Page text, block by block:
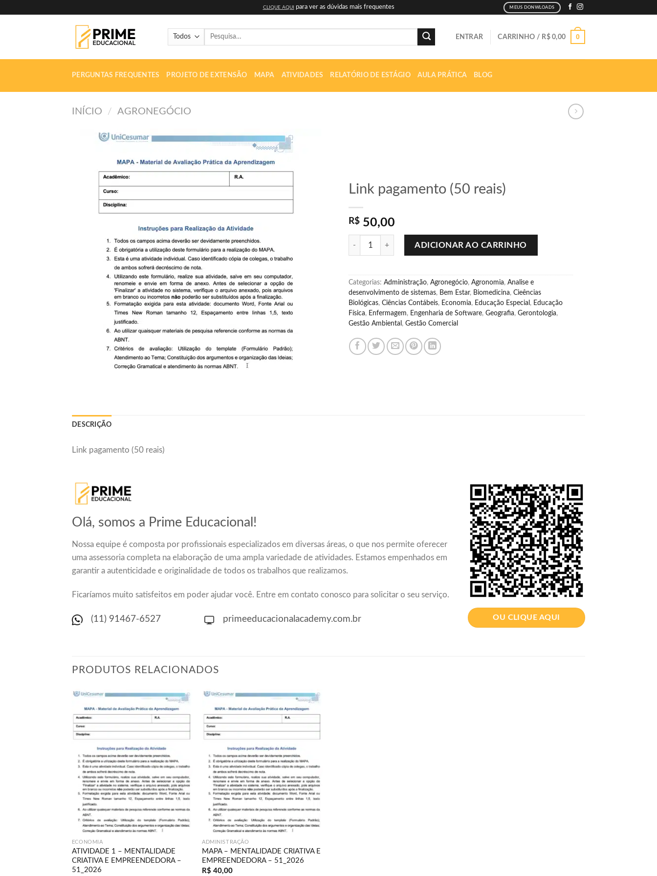
CLIQUE AQUI para ver as dúvidas mais frequentes MEUS DONWLOADS
Pesquisar
ENTRAR CARRINHO / R$0,00 0
PERGUNTAS FREQUENTES PROJETO DE EXTENSÃO MAPA ATIVIDADES RELATÓRIO DE ESTÁGIO AULA PRÁTICA BLOG
INÍCIO / AGRONEGÓCIO
desejos
Link pagamento (50 reais)
R$50,00
Link pagamento (50 reais) quantidade
ADICIONAR AO CARRINHO
Categorias: Administração, Agronegócio, Agronomia, Analise e
desenvolvimento de sistemas, Bem Estar, Biomedicina, Cieências
Biológicas, Ciências Contábeis, Economia, Educação Especial , Educação
Física, Enfermagem, Engenharia de Software, Geografia, Gerontologia,
Gestão Ambiental , Gestão Comercial
DESCRIÇÃO
Link pagamento (50 reais)
Olá, somos a Prime Educacional!
Nossa equipe é composta por profissionais especializados em diversas áreas, o que nos permite oferecer
uma assessoria completa na elaboração de uma ampla variedade de atividades. Estamos empenhados em
garantir a autenticidade e originalidade de todos os trabalhos que realizamos.
Ficaríamos muito satisfeitos em poder ajudar você. Entre em contato conosco para solicitar o seu serviço.
(11) 91467-6527 primeeducacionalacademy.com.br OU CLIQUE AQUI
PRODUTOS RELACIONADOS
à lista de
desejos
ECONOMIA
ATIVIDADE 1 – MENTALIDADE
CRIATIVA E EMPREENDEDORA –
51_2026
à lista de
desejos
ADMINISTRAÇÃO
MAPA – MENTALIDADE CRIATIVA E
EMPREENDEDORA – 51_2026
R$ 40,00